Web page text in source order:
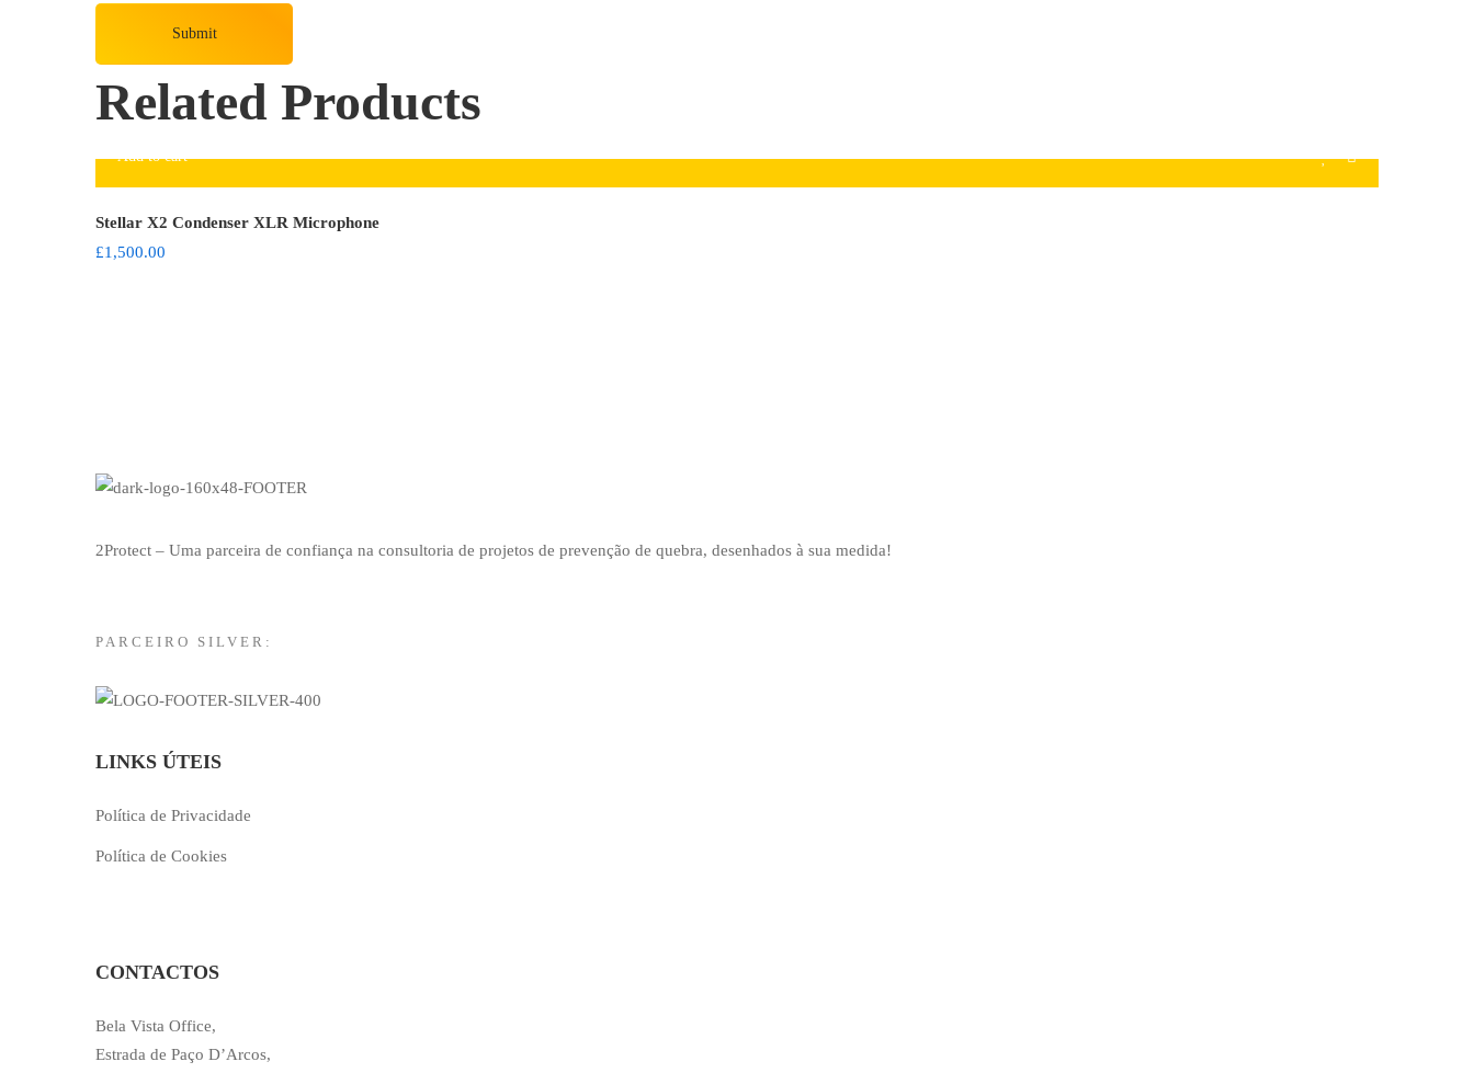
Related Products
Add to cart
Stellar X2 Condenser XLR Microphone
£1,500.00
2Protect – Uma parceira de confiança na consultoria de projetos de prevenção de quebra, desenhados à sua medida!
PARCEIRO SILVER:
LINKS ÚTEIS
Política de Privacidade
Política de Cookies
CONTACTOS
Bela Vista Office,
Estrada de Paço D’Arcos,